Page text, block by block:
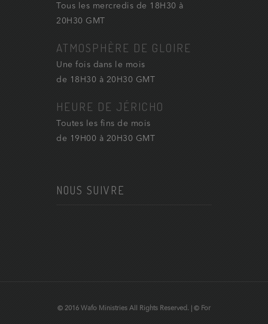
Tous les mercredis de 18H30 à
20H30 GMT
ATMOSPHÈRE DE GLOIRE
Une fois dans le mois
de 18H30 à 20H30 GMT
HEURE DE JÉRICHO
Toutes les fins de mois
de 19H00 à 20H30 GMT
NOUS SUIVRE
© 2016 Wafo Ministries All Rights Reserved. | © For